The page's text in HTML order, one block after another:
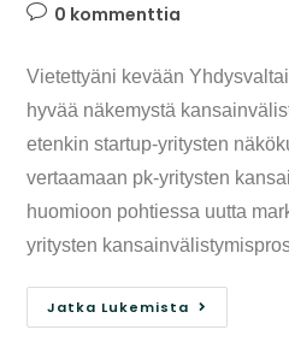
0 kommenttia
Vietettyäni kevään
hyvää näkemystä
etenkin startup-yritysten
vertaamaan pk-yritysten
huomioon pohtiessa uutta
yritysten
Jatka Lukemista